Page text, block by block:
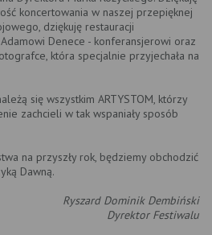
koncertowania w naszej przepięknej
dziękuję restauracji
Adamowi Denece - konferansjerowi oraz
która specjalnie przyjechała na
się wszystkim ARTYSTOM, którzy
zachcieli w tak wspaniały sposób
na przyszły rok, będziemy obchodzić
Dawną.
Ryszard Dominik Dembiński
Dyrektor Festiwalu